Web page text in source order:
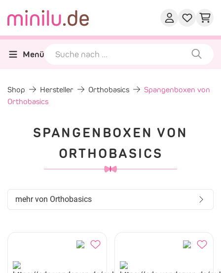
Menü
Shop Hersteller Orthobasics
Spangenboxen von
Orthobasics
SPANGENBOXEN VON
ORTHOBASICS
mehr von Orthobasics